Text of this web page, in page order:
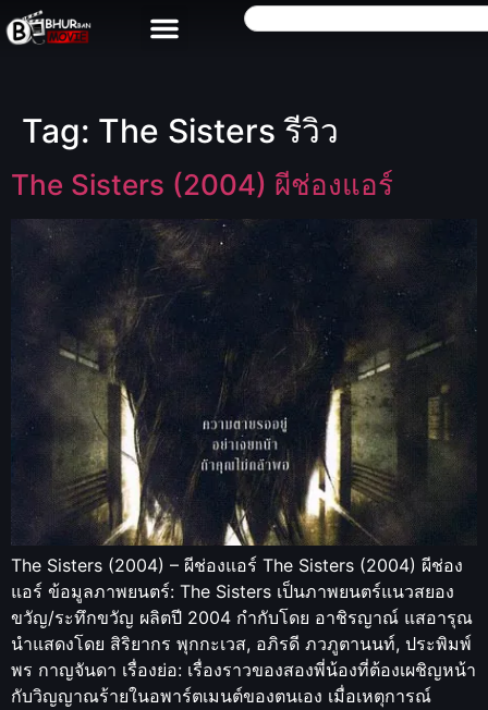
Tag: The Sisters รีวิว
The Sisters (2004) ผีช่องแอร์
The Sisters (2004) – ผีช่องแอร์ The Sisters (2004) ผีช่อง
แอร์ ข้อมูลภาพยนตร์: The Sisters เป็นภาพยนตร์แนวสยอง
ขวัญ/ระทึกขวัญ ผลิตปี 2004 กำกับโดย อาชิรญาณ์ แสอารุณ
นำแสดงโดย สิริยากร พุกกะเวส, อภิรดี ภวภูตานนท์, ประพิมพ์
พร กาญจันดา เรื่องย่อ: เรื่องราวของสองพี่น้องที่ต้องเผชิญหน้า
กับวิญญาณร้ายในอพาร์ตเมนต์ของตนเอง เมื่อเหตุการณ์